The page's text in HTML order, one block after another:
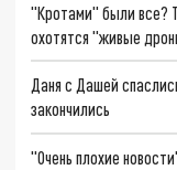
"Кротами" были все?
охотятся "живые
Даня с Дашей
закончились
"Очень плохие